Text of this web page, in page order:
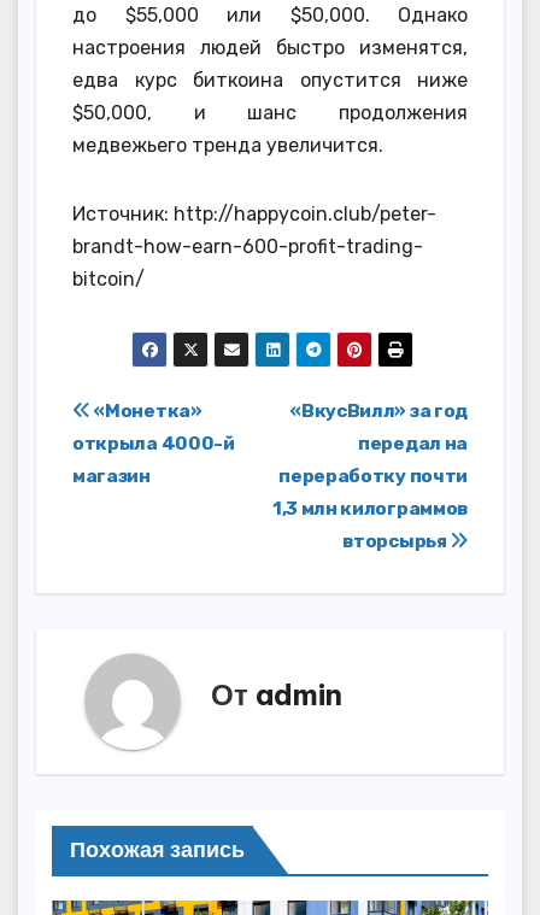
до $55,000 или $50,000. Однако
настроения людей быстро изменятся,
едва курс биткоина опустится ниже
$50,000, и шанс продолжения
медвежьего тренда увеличится.
Источник: http://happycoin.club/peter-
brandt-how-earn-600-profit-trading-
bitcoin/
Навигация
по
«ВкусВилл» за год
передал на
переработку почти
1,3 млн килограммов
вторсырья
«Монетка»
открыла 4000-й
магазин
От admin
Похожая запись